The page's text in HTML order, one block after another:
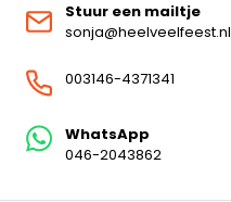
Stuur een mailtje
sonja@heelveelfeest.nl
003146-4371341
WhatsApp
046-2043862